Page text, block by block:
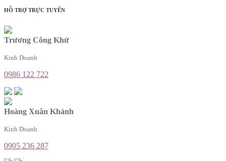
HỖ TRỢ TRỰC TUYẾN
Trương Công Khứ
Kinh Doanh
0986 122 722
Hoàng Xuân Khánh
Kinh Doanh
0905 236 287